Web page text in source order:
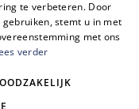
te verbeteren. Door
stemt u in met
met ons
verder